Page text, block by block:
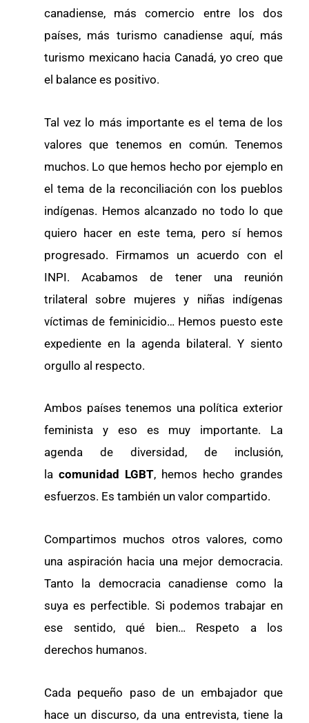
canadiense, más comercio entre los dos
países, más turismo canadiense aquí, más
turismo mexicano hacia Canadá, yo creo que
el balance es positivo.
Tal vez lo más importante es el tema de los
valores que tenemos en común. Tenemos
muchos. Lo que hemos hecho por ejemplo en
el tema de la reconciliación con los pueblos
indígenas. Hemos alcanzado no todo lo que
quiero hacer en este tema, pero sí hemos
progresado. Firmamos un acuerdo con el
INPI. Acabamos de tener una reunión
trilateral sobre mujeres y niñas indígenas
víctimas de feminicidio… Hemos puesto este
expediente en la agenda bilateral. Y siento
orgullo al respecto.
Ambos países tenemos una política exterior
feminista y eso es muy importante. La
agenda de diversidad, de inclusión,
la comunidad LGBT, hemos hecho grandes
esfuerzos. Es también un valor compartido.
Compartimos muchos otros valores, como
una aspiración hacia una mejor democracia.
Tanto la democracia canadiense como la
suya es perfectible. Si podemos trabajar en
ese sentido, qué bien… Respeto a los
derechos humanos.
Cada pequeño paso de un embajador que
hace un discurso, da una entrevista, tiene la